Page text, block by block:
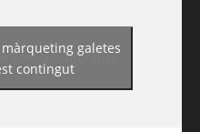
guiadereus/
galetes
contingut